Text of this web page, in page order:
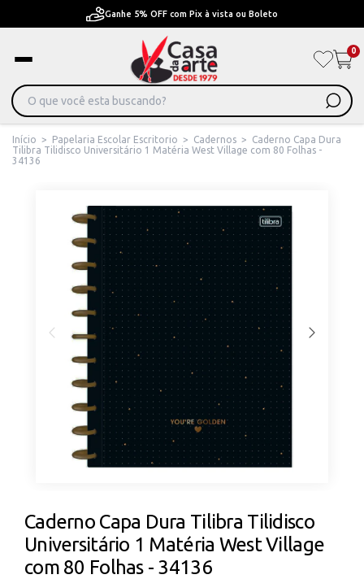
Pague em Até 6x sem juros
0
Início > Papelaria Escolar Escritorio > Cadernos >
Caderno Capa Dura
Tilibra Tilidisco Universitário 1 Matéria West Village com 80 Folhas -
34136
Caderno Capa Dura Tilibra Tilidisco
Universitário 1 Matéria West Village
com 80 Folhas - 34136